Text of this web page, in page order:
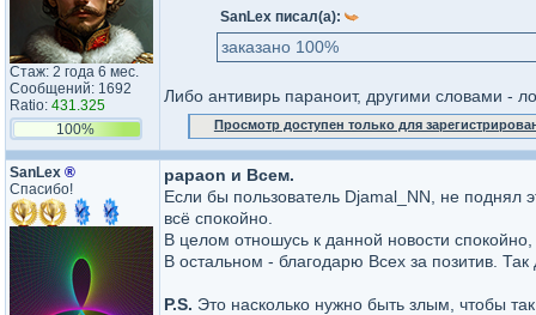
Стаж: 2 года 6 мес.
Сообщений: 1692
Ratio: 431.325
100%
SanLex писал(а):
заказано 100%
Либо антивирь параноит, другими словами -
Просмотр доступен только для
SanLex ®
Спасибо!
papaon и Всем.
Если бы пользователь Djamal_NN, не поднял
всё спокойно.
В целом отношусь к данной новости
В остальном - благодарю Всех за позитив. Так
P.S. Это насколько нужно быть злым, чтобы